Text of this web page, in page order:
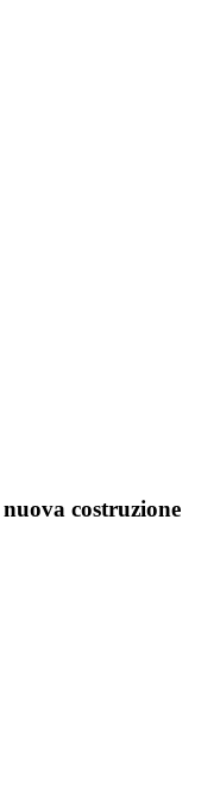
costruzione